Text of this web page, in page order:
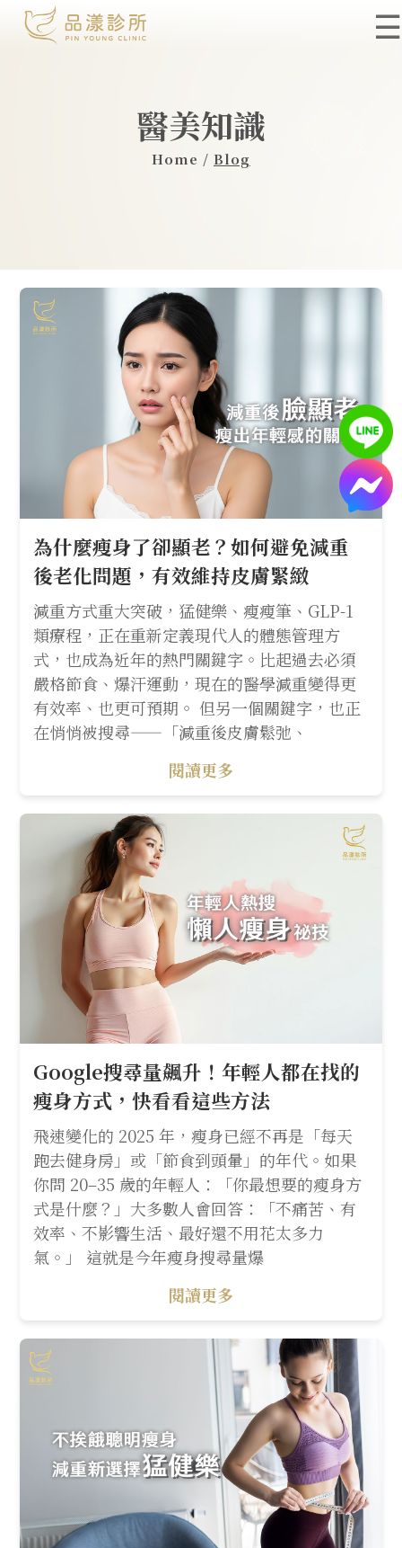
☰
醫美知識
Home / Blog
為什麼瘦身了卻顯老？如何避免減重
後老化問題，有效維持皮膚緊緻
減重方式重大突破，猛健樂、瘦瘦筆、GLP-1
類療程，正在重新定義現代人的體態管理方
式，也成為近年的熱門關鍵字。比起過去必須
嚴格節食、爆汗運動，現在的醫學減重變得更
有效率、也更可預期。 但另一個關鍵字，也正
在悄悄被搜尋——「減重後皮膚鬆弛、
閱讀更多
Google搜尋量飆升！年輕人都在找的
瘦身方式，快看看這些方法
飛速變化的 2025 年，瘦身已經不再是「每天
跑去健身房」或「節食到頭暈」的年代。如果
你問 20–35 歲的年輕人：「你最想要的瘦身方
式是什麼？」大多數人會回答：「不痛苦、有
效率、不影響生活、最好還不用花太多力
氣。」 這就是今年瘦身搜尋量爆
閱讀更多